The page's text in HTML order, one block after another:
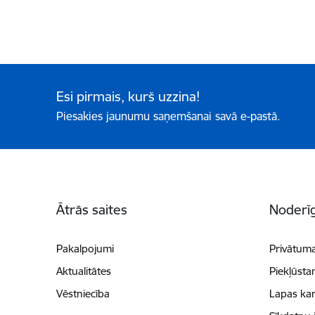
Esi pirmais, kurš uzzina!
Piesakies jaunumu saņemšanai savā e-pastā.
Ātrās saites
Pakalpojumi
Aktualitātes
Vēstniecība
Lapas